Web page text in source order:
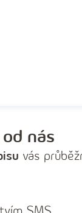
nás
vás